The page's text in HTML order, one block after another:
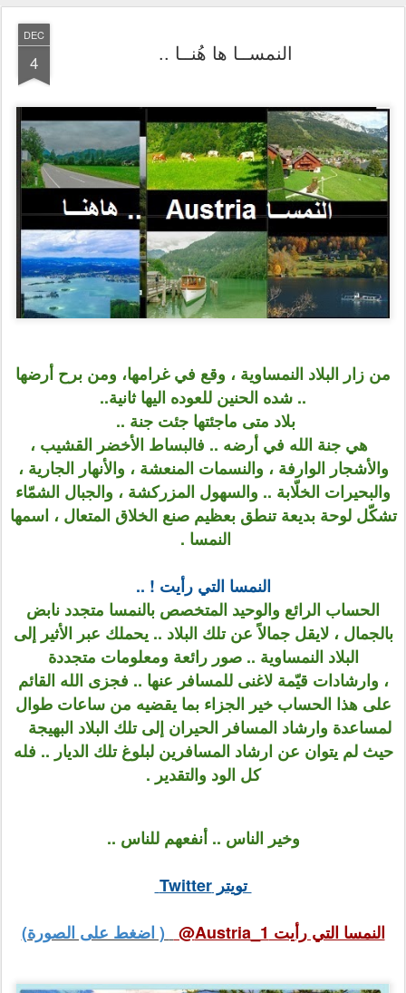
DEC
4 النمســا ها هُنــا ..
من زار البلاد النمساوية ، وقع في غرامها، ومن برح أرضها
.. شده الحنين للعوده اليها ثانية..
بلاد متى ماجئتها جئت جنة ..
هي جنة الله في أرضه .. فالبساط الأخضر القشيب ،
والأشجار الوارفة ، والنسمات المنعشة ، والأنهار الجارية ،
والبحيرات الخلّابة .. والسهول المزركشة ، والجبال الشمّاء
تشكّل لوحة بديعة تنطق بعظيم صنع الخلاق المتعال ، اسمها
النمسا .
النمسا التي رأيت ! ..
الحساب الرائع والوحيد المتخصص بالنمسا متجدد نابض
بالجمال ، لايقل جمالاً عن تلك البلاد .. يحملك عبر الأثير إلى
البلاد النمساوية .. صور رائعة ومعلومات متجددة
، وارشادات قيّمة لاغنى للمسافر عنها .. فجزى الله القائم
على هذا الحساب خير الجزاء بما يقضيه من ساعات طوال
لمساعدة وارشاد المسافر الحيران إلى تلك البلاد البهيجة
حيث لم يتوان عن ارشاد المسافرين لبلوغ تلك الديار .. فله
كل الود والتقدير .
وخير الناس .. أنفعهم للناس ..
تويتر Twitter
النمسا التي رأيت Austria_1@
( اضغط على الصورة)